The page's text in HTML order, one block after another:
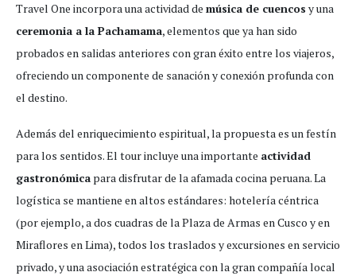
Travel One incorpora una actividad de música de cuencos y una
ceremonia a la Pachamama, elementos que ya han sido
probados en salidas anteriores con gran éxito entre los viajeros,
ofreciendo un componente de sanación y conexión profunda con
el destino.
Además del enriquecimiento espiritual, la propuesta es un festín
para los sentidos. El tour incluye una importante actividad
gastronómica para disfrutar de la afamada cocina peruana. La
logística se mantiene en altos estándares: hotelería céntrica
(por ejemplo, a dos cuadras de la Plaza de Armas en Cusco y en
Miraflores en Lima), todos los traslados y excursiones en servicio
privado, y una asociación estratégica con la gran compañía local